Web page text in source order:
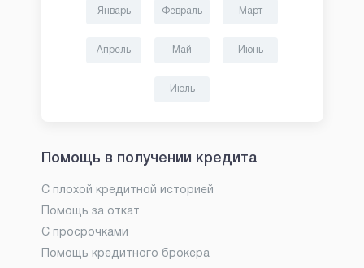
Январь Февраль Март
Апрель Май Июнь
Июль
Помощь в получении кредита
С плохой кредитной историей
Помощь за откат
С просрочками
Помощь кредитного брокера